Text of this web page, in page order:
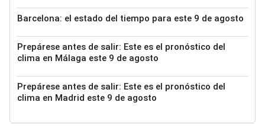
Barcelona: el estado del tiempo para este 9 de agosto
Prepárese antes de salir: Este es el pronóstico del
clima en Málaga este 9 de agosto
Prepárese antes de salir: Este es el pronóstico del
clima en Madrid este 9 de agosto